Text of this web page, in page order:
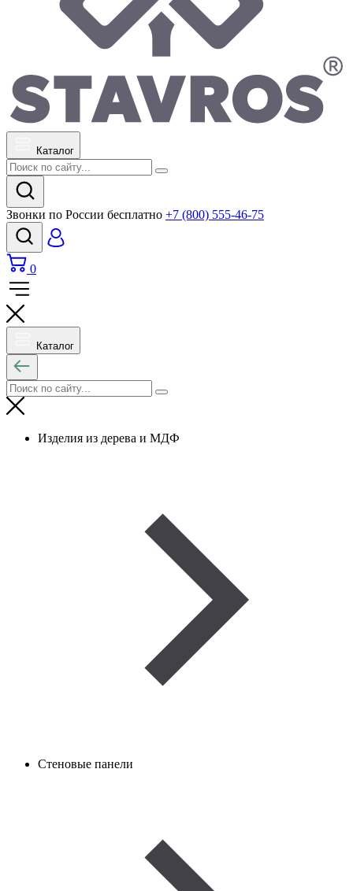
Каталог
Звонки по России бесплатно +7 (800) 555-46-75
0
Каталог
Изделия из дерева и МДФ
Стеновые панели